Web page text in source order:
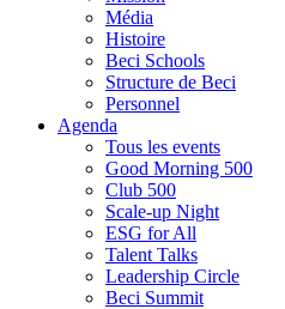
Média
Histoire
Beci Schools
Structure de Beci
Personnel
Agenda
Tous les events
Good Morning 500
Club 500
Scale-up Night
ESG for All
Talent Talks
Leadership Circle
Beci Summit